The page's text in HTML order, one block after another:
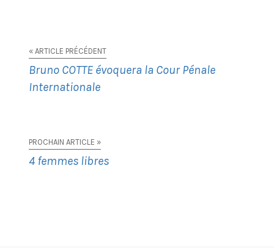
« ARTICLE PRÉCÉDENT
Bruno COTTE évoquera la Cour Pénale
Internationale
PROCHAIN ARTICLE »
4 femmes libres